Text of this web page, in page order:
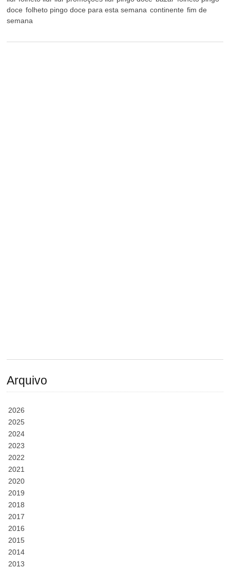
doce folheto pingo doce para esta semana continente fim de
semana
Arquivo
2026
2025
2024
2023
2022
2021
2020
2019
2018
2017
2016
2015
2014
2013